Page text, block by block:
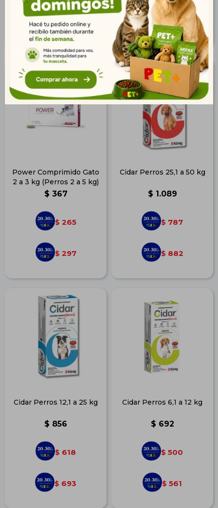
$ 248 $ 199
Power Comprimido Gato
2 a 3 kg (Perros 2 a 5 kg)
$ 367
$ 265
$ 297
Cidar Perros 25,1 a 50 kg
$ 1.089
$ 787
$ 882
Cidar Perros 12,1 a 25 kg
$ 856
$ 618
$ 693
Cidar Perros 6,1 a 12 kg
$ 692
$ 500
$ 561